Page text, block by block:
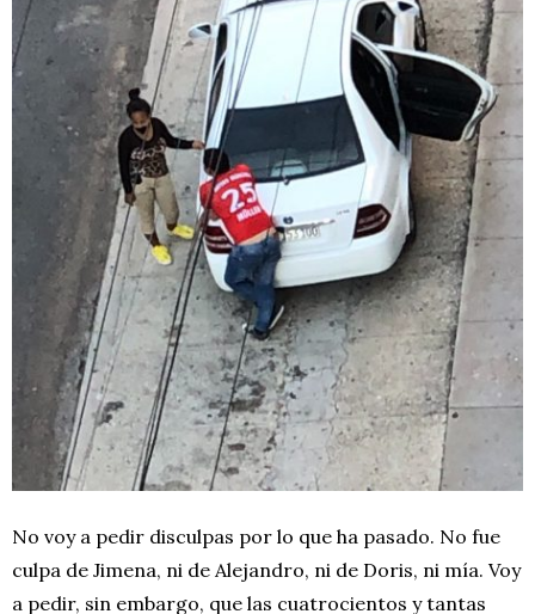
No voy a pedir disculpas por lo que ha pasado. No fue
culpa de Jimena, ni de Alejandro, ni de Doris, ni mía. Voy
a pedir, sin embargo, que las cuatrocientos y tantas